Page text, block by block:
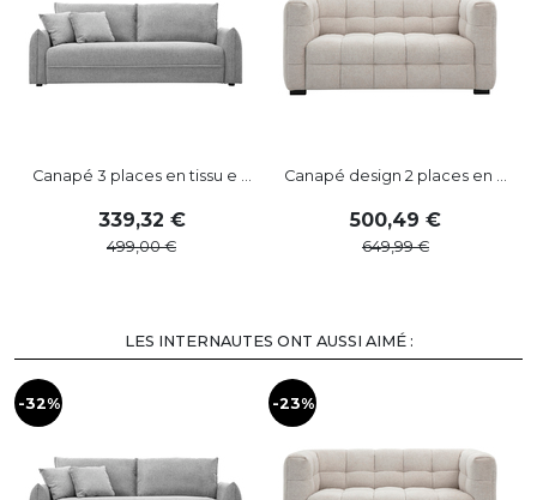
Canapé 3 places en tissu e ...
339,32
499,00
Canapé design 2 places en ...
500,49
649,99
LES INTERNAUTES ONT AUSSI AIMÉ :
-32% -23%